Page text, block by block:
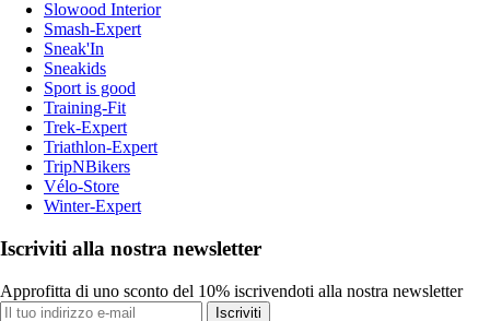
Slowood Interior
Smash-Expert
Sneak'In
Sneakids
Sport is good
Training-Fit
Trek-Expert
Triathlon-Expert
TripNBikers
Vélo-Store
Winter-Expert
Iscriviti alla nostra newsletter
Approfitta di uno sconto del 10% iscrivendoti alla nostra newsletter
Iscriviti